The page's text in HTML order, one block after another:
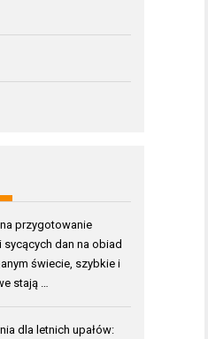
przygotowanie
sycących dan na obiad
świecie, szybkie i
stają …
dla letnich upałów: